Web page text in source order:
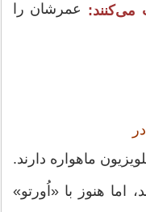
عمرشان را
اما هنوز با «اُورتو»